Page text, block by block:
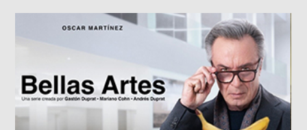
«Bellas Artes»
TV SHOWS